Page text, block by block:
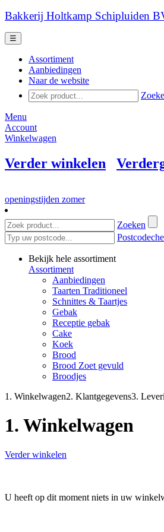
Bakkerij Holtkamp Schipluiden
☰
Assortiment
Aanbiedingen
Naar de website
Menu
Account
Winkelwagen
Verder winkelen
openingstijden zomer
Zoeken
Bekijk hele assortiment
Assortiment
Aanbiedingen
Taarten Traditioneel
Schnittes & Taartjes
Gebak
Receptie gebak
Cake
Koek
Brood
Brood Zoet gevuld
Broodjes
1. Winkelwagen2. Klantgegevens3.
1. Winkelwagen
Verder winkelen
U heeft op dit moment niets in uw